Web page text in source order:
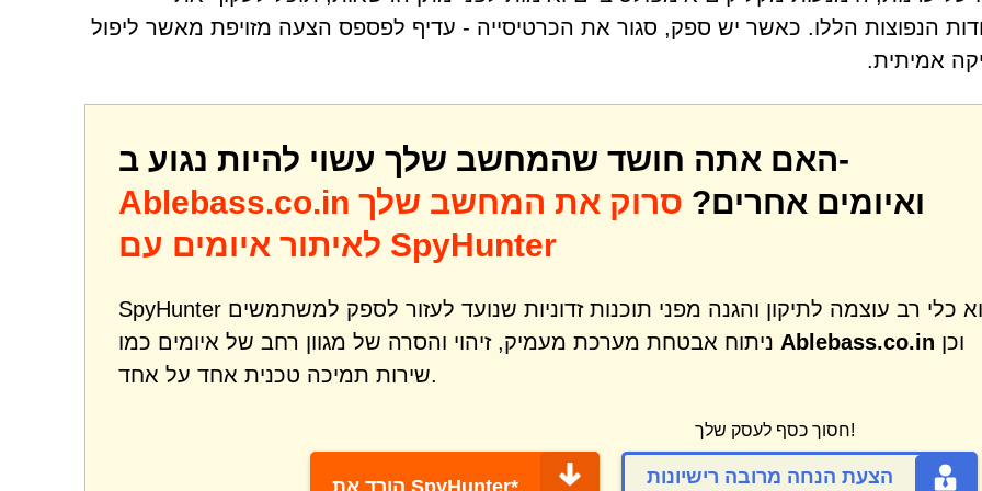
הנפוצות הללו. כאשר יש ספק, סגור את הכרטיסייה - עדיף לפספס הצעה מזויפת מאשר ליפול
אמיתית.
האם אתה חושד שהמחשב שלך עשוי להיות נגוע ב-
Ablebass.co.in
ואיומים אחרים? סרוק את המחשב שלך
לאיתור איומים עם SpyHunter
SpyHunter הוא כלי רב עוצמה לתיקון והגנה מפני תוכנות זדוניות שנועד לעזור לספק למשתמשים
Ablebass.co.in
שירות תמיכה טכנית אחד על אחד.
הורד את SpyHunter*
חסוך כסף לעסק שלך!
הצעת הנחה מרובה רישיונות